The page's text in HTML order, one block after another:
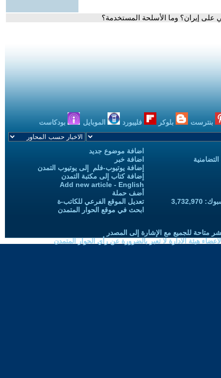
على إيران؟ وما الأسلحة المستخدمة؟
بنترست بلوكر فليبورد الموبايل بودكاست
اضافة موضوع جديد
اضافة خبر
إضافة يوتيوب-فلم إلى يوتيوب التمدن
إضافة كتاب إلى مكتبة التمدن
Add new article - English
أضف حملة
تعديل الموقع الفرعي للكاتب-ة
ابحث في موقع الحوار المتمدن
متاحة للجميع مع الإشارة إلى المصدر
هيئة الادارة لا تعبر بالضرورة عن رأي الحوار المتمدن